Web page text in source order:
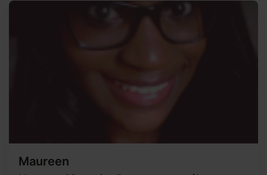
Maureen